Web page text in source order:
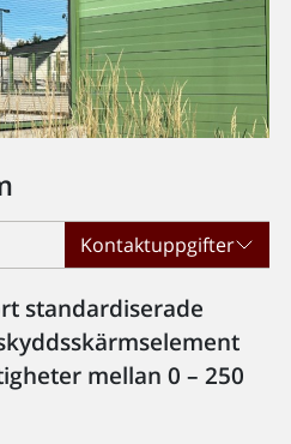
Kontaktuppgifter
standardiserade
mellan 0 – 250